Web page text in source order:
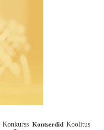
Konkurss Kontserdid Koolitus